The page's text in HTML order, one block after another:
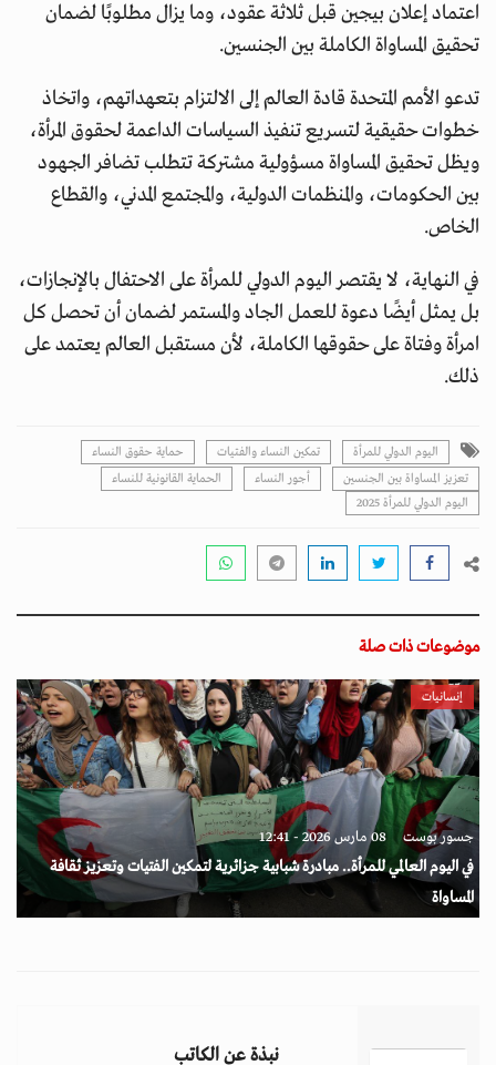
اعتماد إعلان بيجين قبل ثلاثة عقود، وما يزال مطلوبًا لضمان
تحقيق المساواة الكاملة بين الجنسين.
تدعو الأمم المتحدة قادة العالم إلى الالتزام بتعهداتهم، واتخاذ
خطوات حقيقية لتسريع تنفيذ السياسات الداعمة لحقوق المرأة،
ويظل تحقيق المساواة مسؤولية مشتركة تتطلب تضافر الجهود
بين الحكومات، والمنظمات الدولية، والمجتمع المدني، والقطاع
الخاص.
في النهاية، لا يقتصر اليوم الدولي للمرأة على الاحتفال بالإنجازات،
بل يمثل أيضًا دعوة للعمل الجاد والمستمر لضمان أن تحصل كل
امرأة وفتاة على حقوقها الكاملة، لأن مستقبل العالم يعتمد على
ذلك.
اليوم الدولي للمرأة تمكين النساء والفتيات
حماية حقوق النساء
تعزيز المساواة بين الجنسين
أجور النساء
الحماية القانونية للنساء
اليوم الدولي للمرأة 2025
موضوعات ذات صلة
إنسانيات
جسور بوست 08 مارس 2026 - 12:41
في اليوم العالمي للمرأة.. مبادرة شبابية جزائرية لتمكين الفتيات وتعزيز ثقافة
المساواة
نبذة عن الكاتب